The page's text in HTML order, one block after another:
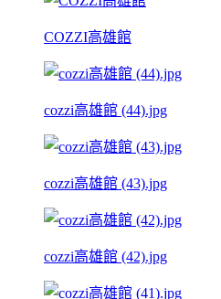
COZZI高雄館
cozzi高雄館 (44).jpg
cozzi高雄館 (43).jpg
cozzi高雄館 (42).jpg